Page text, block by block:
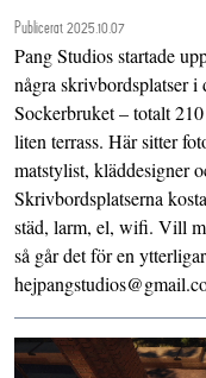
Publicerat 2025.10.07
Pang Studios startade
några skrivbordsplatser
Sockerbruket – totalt
liten terrass. Här sitter
matstylist, kläddesigner
Skrivbordsplatserna
städ, larm, el, wifi. Vill
så går det för en